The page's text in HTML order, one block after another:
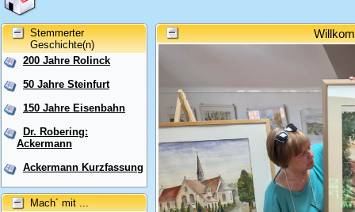
Stemmerter
Geschichte(n)
200 Jahre Rolinck
50 Jahre Steinfurt
150 Jahre Eisenbahn
Dr. Robering:
Ackermann
Ackermann Kurzfassung
Mach´ mit ...